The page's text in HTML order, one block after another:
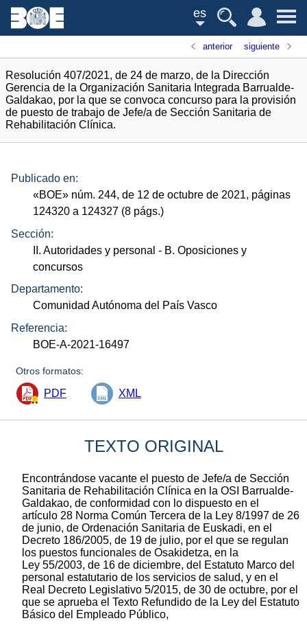
es
anterior siguiente
Resolución 407/2021, de 24 de marzo, de la Dirección
Gerencia de la Organización Sanitaria Integrada Barrualde-
Galdakao, por la que se convoca concurso para la provisión
de puesto de trabajo de Jefe/a de Sección Sanitaria de
Rehabilitación Clínica.
Publicado en:
«BOE» núm. 244, de 12 de octubre de 2021, páginas
124320 a 124327 (8 págs.)
Sección:
II. Autoridades y personal - B. Oposiciones y
concursos
Departamento:
Comunidad Autónoma del País Vasco
Referencia:
BOE-A-2021-16497
Otros formatos:
PDF XML
TEXTO ORIGINAL
Encontrándose vacante el puesto de Jefe/a de Sección
Sanitaria de Rehabilitación Clínica en la OSI Barrualde-
Galdakao, de conformidad con lo dispuesto en el
artículo 28 Norma Común Tercera de la Ley 8/1997 de 26
de junio, de Ordenación Sanitaria de Euskadi, en el
Decreto 186/2005, de 19 de julio, por el que se regulan
los puestos funcionales de Osakidetza, en la
Ley 55/2003, de 16 de diciembre, del Estatuto Marco del
personal estatutario de los servicios de salud, y en el
Real Decreto Legislativo 5/2015, de 30 de octubre, por el
que se aprueba el Texto Refundido de la Ley del Estatuto
Básico del Empleado Público,